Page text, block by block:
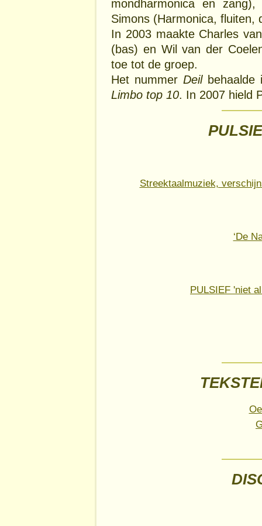
mondharmonica en
Simons (Harmonica, fluiten,
In 2003 maakte Charles
(bas) en Wil van der
toe tot de groep.
Het nummer Deilbehaalde
Limbo top 10. In 2007 hield
Streektaalmuziek,
‘De
PULSIEF 'niet